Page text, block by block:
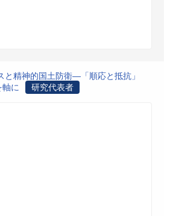
と精神的国土防衛―「順応と抵抗」
に
研究代表者